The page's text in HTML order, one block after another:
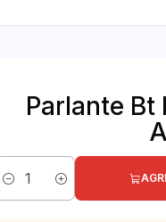
Parlante Bt
Cantidad